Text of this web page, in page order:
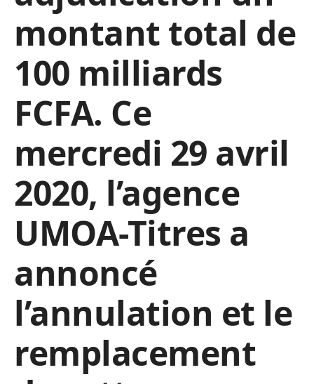
montant total de
100 milliards
FCFA. Ce
mercredi 29 avril
2020, l’agence
UMOA-Titres a
annoncé
l’annulation et le
remplacement